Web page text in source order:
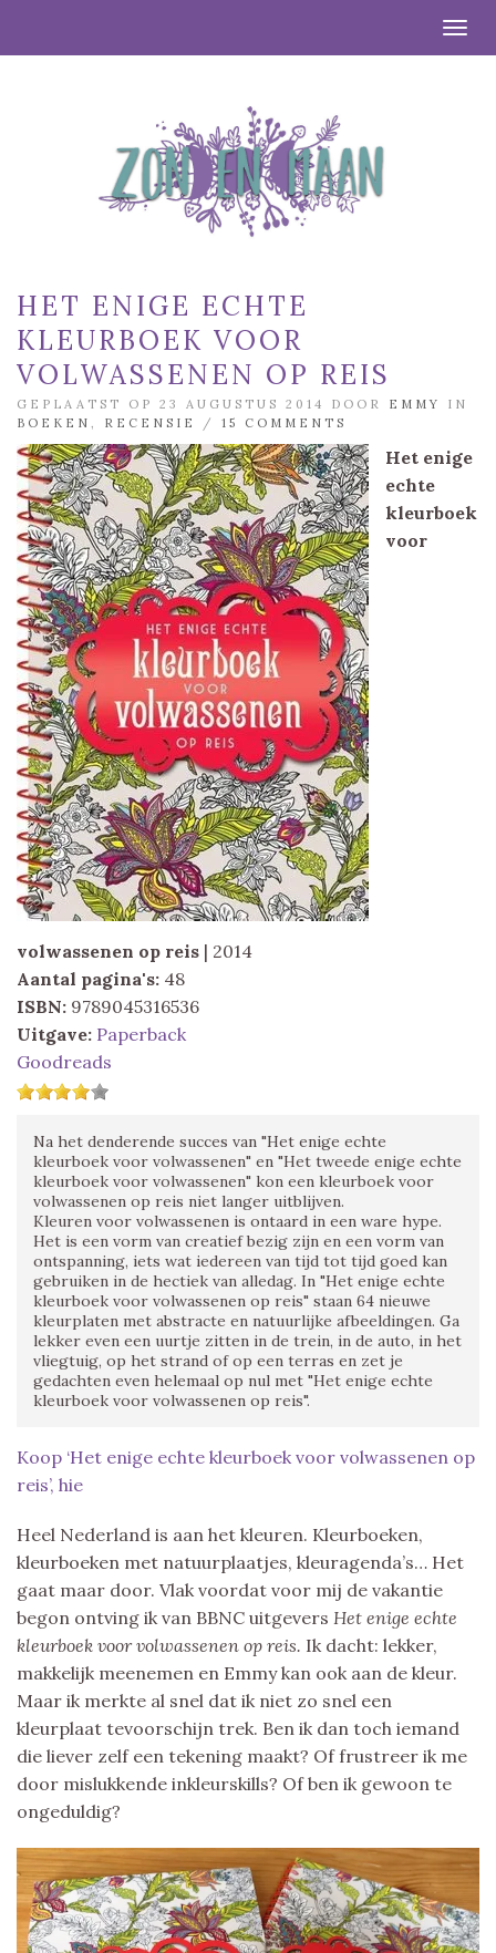
HET ENIGE ECHTE
KLEURBOEK VOOR
VOLWASSENEN OP REIS
GEPLAATST OP 23 AUGUSTUS 2014 DOOR EMMY
IN
BOEKEN
RECENSIE / 15 COMMENTS
Het enige
echte
kleurboek
voor
volwassenen op reis | 2014
Aantal pagina's: 48
ISBN: 9789045316536
Uitgave: Paperback
Goodreads
Na het denderende succes van "Het enige echte
kleurboek voor volwassenen" en "Het tweede enige echte
kleurboek voor volwassenen" kon een kleurboek voor
volwassenen op reis niet langer uitblijven.
Kleuren voor volwassenen is ontaard in een ware hype.
Het is een vorm van creatief bezig zijn en een vorm van
ontspanning, iets wat iedereen van tijd tot tijd goed kan
gebruiken in de hectiek van alledag. In "Het enige echte
kleurboek voor volwassenen op reis" staan 64 nieuwe
kleurplaten met abstracte en natuurlijke afbeeldingen. Ga
lekker even een uurtje zitten in de trein, in de auto, in het
vliegtuig, op het strand of op een terras en zet je
gedachten even helemaal op nul met "Het enige echte
kleurboek voor volwassenen op reis".
Koop ‘Het enige echte kleurboek voor volwassenen op
reis’, hie
Heel Nederland is aan het kleuren. Kleurboeken,
kleurboeken met natuurplaatjes, kleuragenda’s… Het
gaat maar door. Vlak voordat voor mij de vakantie
begon ontving ik van BBNC uitgevers Het enige echte
kleurboek voor volwassenen op reis. Ik dacht: lekker,
makkelijk meenemen en Emmy kan ook aan de kleur.
Maar ik merkte al snel dat ik niet zo snel een
kleurplaat tevoorschijn trek. Ben ik dan toch iemand
die liever zelf een tekening maakt? Of frustreer ik me
door mislukkende inkleurskills? Of ben ik gewoon te
ongeduldig?